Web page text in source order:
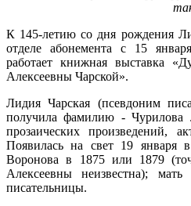
К 145-летию со дня рождения
отделе абонемента с 15
работает книжная выставка
Алексеевны Чарской».
Лидия Чарская (псевдоним
получила фамилию - Чурилова
прозаических произведений,
Появилась на свет 19 января
Воронова в 1875 или 1879
Алексеевны неизвестна);
писательницы.